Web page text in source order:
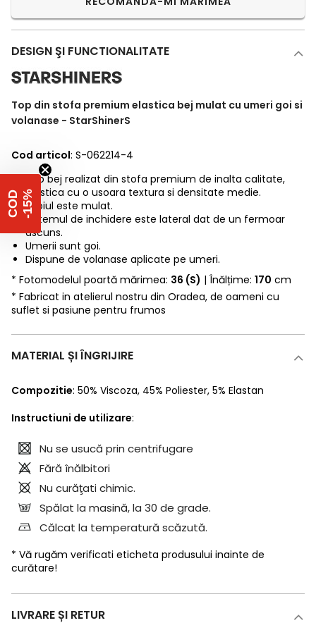
DESIGN ŞI FUNCTIONALITATE
Top din stofa premium elastica bej mulat cu umeri goi si
volanase - StarShinerS
Cod articol: S-062214-4
Top bej realizat din stofa premium de inalta calitate,
elastica cu o usoara textura si densitate medie.
Croiul este mulat.
Sistemul de inchidere este lateral dat de un fermoar
ascuns.
Umerii sunt goi.
Dispune de volanase aplicate pe umeri.
* Fotomodelul poartă mărimea: 36 (S) | Înălțime: 170 cm
* Fabricat in atelierul nostru din Oradea, de oameni cu
suflet si pasiune pentru frumos
MATERIAL ȘI ÎNGRIJIRE
Compozitie: 50% Viscoza, 45% Poliester, 5% Elastan
Instructiuni de utilizare:
Nu se usucă prin centrifugare
Fără înălbitori
Nu curăţati chimic.
Spălat la masină, la 30 de grade.
Călcat la temperatură scăzută.
* Vă rugăm verificati eticheta produsului inainte de
curătare!
LIVRARE ȘI RETUR
C
O
D
-
1
5 %